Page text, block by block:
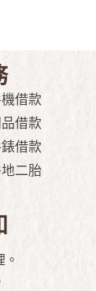
借款
借款
借款
二胎